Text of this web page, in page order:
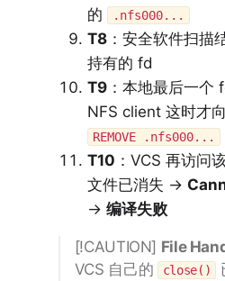
的
.nfs000...
T8：安全软件扫描
持有的 fd
T9：本地最后一个
NFS client 这时才
REMOVE .nfs000...
T10 ：VCS 再访问
文件已消失 →
→ 编译失败
[!CAUTION] File
VCS 自己的
close()